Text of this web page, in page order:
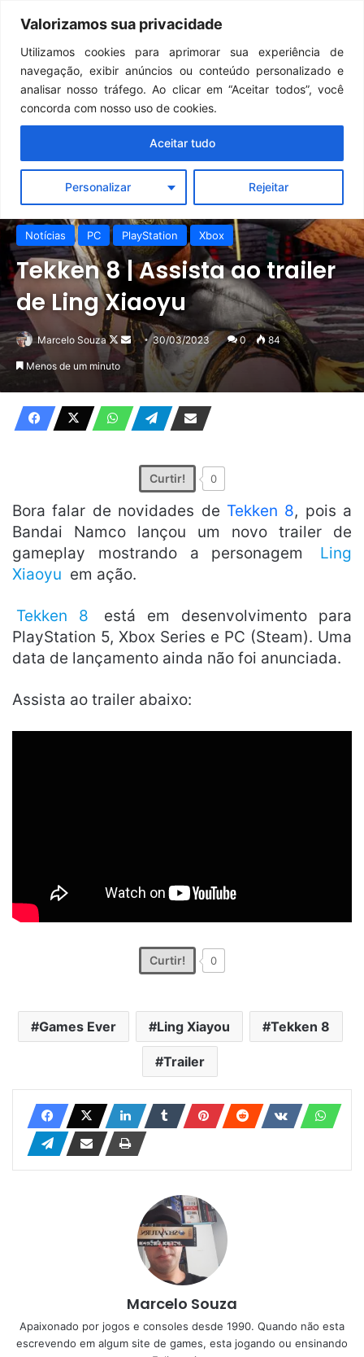
Valorizamos sua privacidade
Utilizamos cookies para aprimorar sua experiência de
navegação, exibir anúncios ou conteúdo personalizado e
analisar nosso tráfego. Ao clicar em “Aceitar todos”, você
concorda com nosso uso de cookies.
Personalizar Rejeitar
Aceitar tudo
Menu
Notícias PC PlayStation Xbox
Tekken 8 | Assista ao trailer
de Ling Xiaoyu
Marcelo Souza
Follow
on
Mande
um
e-
30/03/2023 0 84
Menos de um minuto
Curtir! 0
Bora falar de novidades de Tekken 8, pois a
Bandai Namco lançou um novo trailer de
gameplay mostrando a personagem
Ling
Xiaoyu em ação.
Tekken 8
está em desenvolvimento para
PlayStation 5, Xbox Series e PC (Steam). Uma
data de lançamento ainda não foi anunciada.
Assista ao trailer abaixo:
Curtir! 0
Games Ever Ling Xiayou Tekken 8
Trailer
Marcelo Souza
Apaixonado por jogos e consoles desde 1990. Quando não esta
escrevendo em algum site de games, esta jogando ou ensinando